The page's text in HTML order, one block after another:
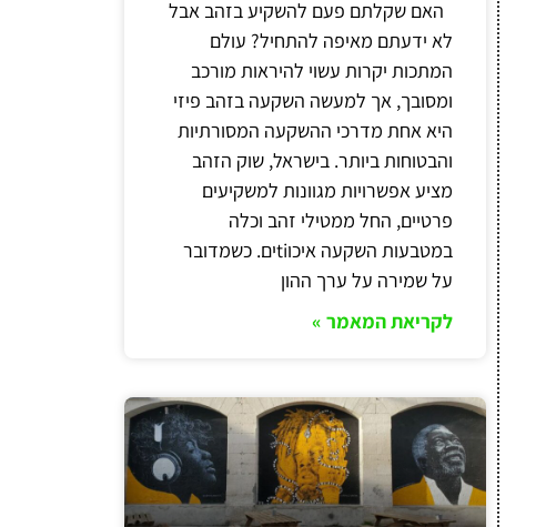
האם שקלתם פעם להשקיע בזהב אבל
לא ידעתם מאיפה להתחיל? עולם
המתכות יקרות עשוי להיראות מורכב
ומסובך, אך למעשה השקעה בזהב פיזי
היא אחת מדרכי ההשקעה המסורתיות
והבטוחות ביותר. בישראל, שוק הזהב
מציע אפשרויות מגוונות למשקיעים
פרטיים, החל ממטילי זהב וכלה
במטבעות השקעה איכוtiים. כשמדובר
על שמירה על ערך ההון
לקריאת המאמר »